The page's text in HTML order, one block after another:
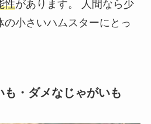
性があります。 人間なら少
小さいハムスターにとっ
・ダメなじゃがいも